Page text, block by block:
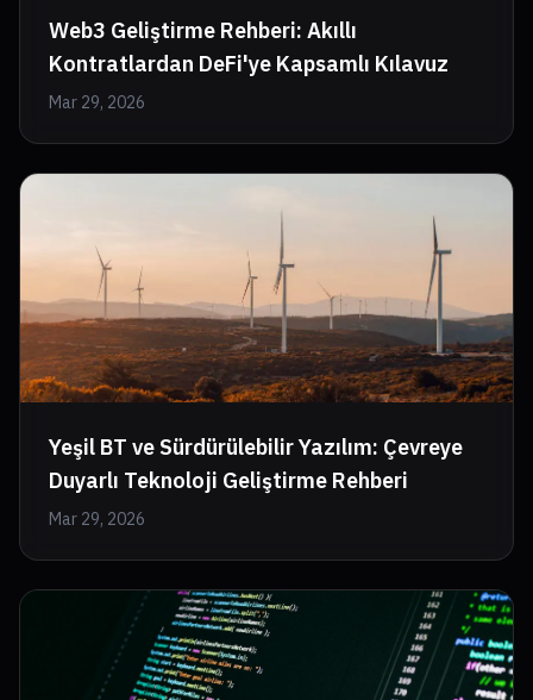
Web3 Geliştirme Rehberi: Akıllı
Kontratlardan DeFi'ye Kapsamlı Kılavuz
Mar 29, 2026
Yeşil BT ve Sürdürülebilir Yazılım: Çevreye
Duyarlı Teknoloji Geliştirme Rehberi
Mar 29, 2026